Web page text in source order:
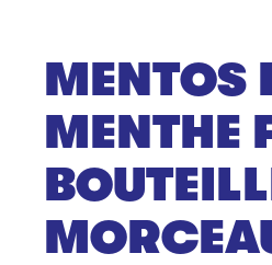
MENTOS
MENTHE